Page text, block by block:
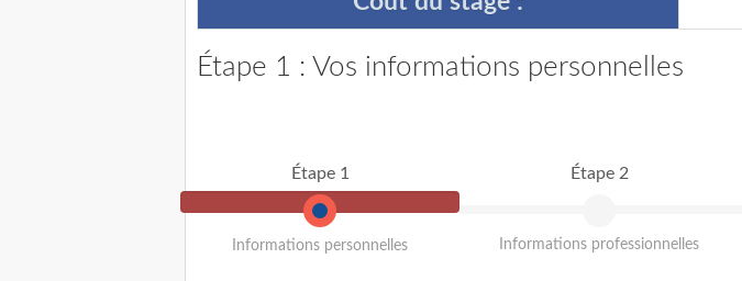
Étape 1 : Vos informations personnelles
Étape 1
Informations personnelles
Étape 2
Informations professionnelles